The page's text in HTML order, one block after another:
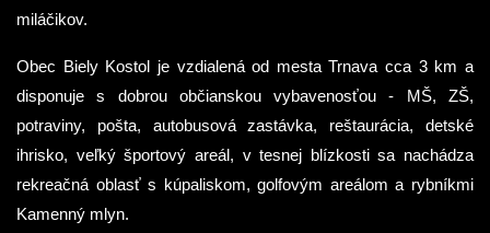
miláčikov.
Obec Biely Kostol je vzdialená od mesta Trnava cca 3 km a
disponuje s dobrou občianskou vybavenosťou - MŠ, ZŠ,
potraviny, pošta, autobusová zastávka, reštaurácia, detské
ihrisko, veľký športový areál, v tesnej blízkosti sa nachádza
rekreačná oblasť s kúpaliskom, golfovým areálom a rybníkmi
Kamenný mlyn.